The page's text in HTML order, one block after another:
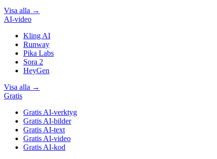
Visa alla →
AI-video
Kling AI
Runway
Pika Labs
Sora 2
HeyGen
Visa alla →
Gratis
Gratis AI-verktyg
Gratis AI-bilder
Gratis AI-text
Gratis AI-video
Gratis AI-kod